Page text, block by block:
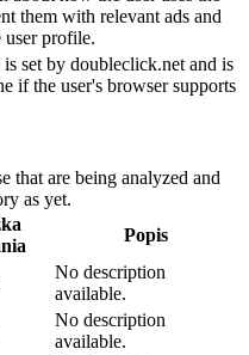
them with relevant ads and
user profile.
set by doubleclick.net and is
if the user's browser supports
that are being analyzed and
as yet.
Popis
No description
available.
No description
available.